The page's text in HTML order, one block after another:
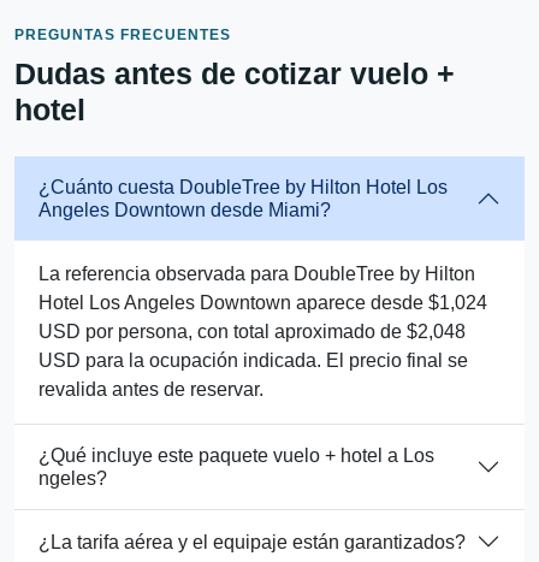
PREGUNTAS FRECUENTES
Dudas antes de cotizar vuelo +
hotel
¿Cuánto cuesta DoubleTree by Hilton Hotel Los
Angeles Downtown desde Miami?
La referencia observada para DoubleTree by Hilton
Hotel Los Angeles Downtown aparece desde $1,024
USD por persona, con total aproximado de $2,048
USD para la ocupación indicada. El precio final se
revalida antes de reservar.
¿Qué incluye este paquete vuelo + hotel a Los
ngeles?
¿La tarifa aérea y el equipaje están garantizados?